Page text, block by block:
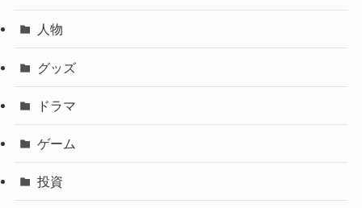
人物
グッズ
ドラマ
ゲーム
投資